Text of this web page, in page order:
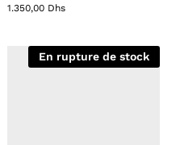
1.350,00 Dhs
En rupture de stock